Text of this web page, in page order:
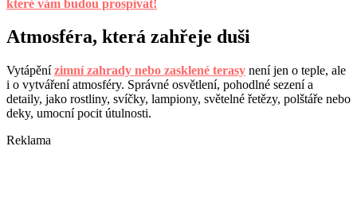
které vám budou prospívat!
Atmosféra, která zahřeje duši
Vytápěnízimní zahrady nebo zasklené terasy není jen o teple, ale
i o vytváření atmosféry. Správné osvětlení, pohodlné sezení a
detaily, jako rostliny, svíčky, lampiony, světelné řetězy, polštáře nebo
deky, umocní pocit útulnosti.
Reklama